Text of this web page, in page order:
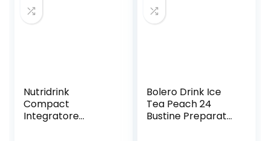
Crispy, Fornisce
Zuccheri e
Nutridrink
Compact
Integratore
Bolero Drink Ice
Tea Peach 24
Bustine Preparato